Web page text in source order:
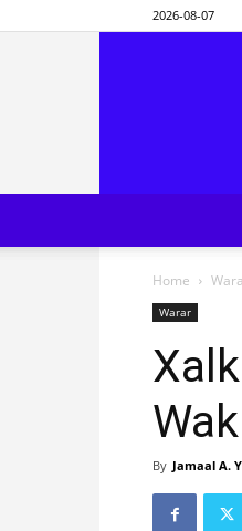
2026-08-07
Home
Warar
By Jamaal A.